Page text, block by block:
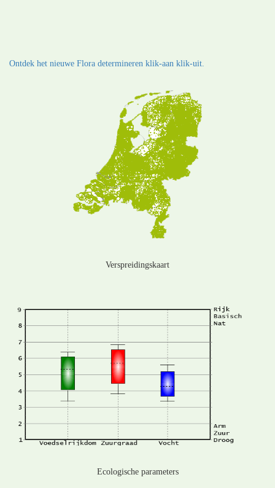
Ontdek het nieuwe Flora determineren klik-aan klik-uit.
Verspreidingskaart
Ecologische parameters